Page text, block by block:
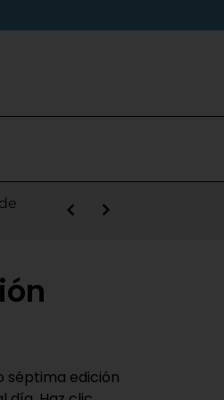
séptima edición